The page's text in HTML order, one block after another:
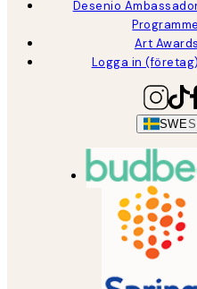
Desenio
Programme
Art Awards
Logga in (företag)
SWE